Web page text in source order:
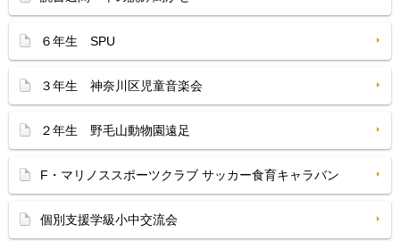
６年生 SPU
３年生 神奈川区児童音楽会
２年生 野毛山動物園遠足
F・マリノススポーツクラブ サッカー⾷育キャラバン
個別支援学級小中交流会